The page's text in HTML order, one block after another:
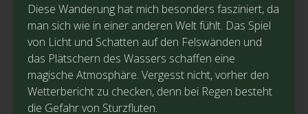
Diese Wanderung hat mich besonders fasziniert, da
man sich wie in einer anderen Welt fühlt. Das Spiel
von Licht und Schatten auf den Felswänden und
das Plätschern des Wassers schaffen eine
magische Atmosphäre. Vergesst nicht, vorher den
Wetterbericht zu checken, denn bei Regen besteht
die Gefahr von Sturzfluten.